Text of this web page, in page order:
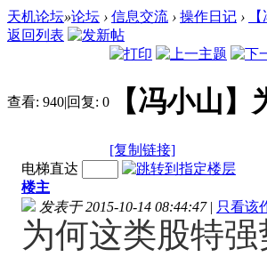
天机论坛»论坛 › 信息交流 › 操作日记 ›
返回列表
查看: 940|回复: 0 【冯小山
[复制链接]
电梯直达
楼主
发表于 2015-10-14 08:44:47 | 只看该
为何这类股特强